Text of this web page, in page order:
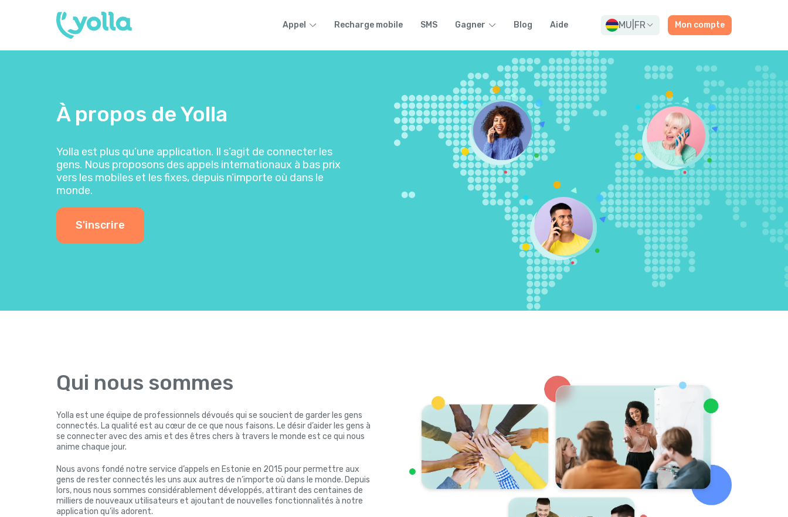
Appel Recharge mobile SMS Gagner Blog Aide MU FR Mon compte
À propos de Yolla
Yolla est plus qu’une application. Il s’agit de connecter les
gens. Nous proposons des appels internationaux à bas prix
vers les mobiles et les fixes, depuis n’importe où dans le
monde.
S'inscrire
Qui nous sommes
Yolla est une équipe de professionnels dévoués qui se soucient de garder les gens
connectés. La qualité est au cœur de ce que nous faisons. Le désir d’aider les gens à
se connecter avec des amis et des êtres chers à travers le monde est ce qui nous
anime chaque jour.
Nous avons fondé notre service d’appels en Estonie en 2015 pour permettre aux
gens de rester connectés les uns aux autres de n’importe où dans le monde. Depuis
lors, nous nous sommes considérablement développés, attirant des centaines de
milliers de nouveaux utilisateurs et ajoutant de nouvelles fonctionnalités à notre
application qu’ils adorent.